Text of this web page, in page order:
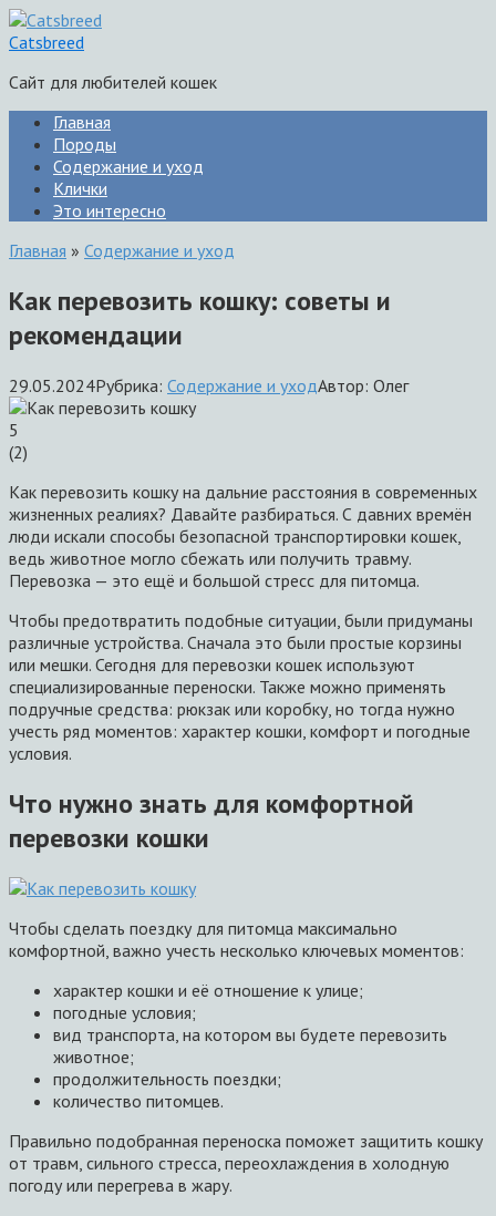
Перейти
к
Catsbreed
Сайт для любителей кошек
Главная
Породы
Содержание и уход
Клички
Это интересно
Главная » Содержание и уход
Как перевозить кошку: советы и
рекомендации
29.05.2024Рубрика: Содержание и уходАвтор: Олег
5
(2)
Как перевозить кошку на дальние расстояния в современных
жизненных реалиях? Давайте разбираться. С давних времён
люди искали способы безопасной транспортировки кошек,
ведь животное могло сбежать или получить травму.
Перевозка — это ещё и большой стресс для питомца.
Чтобы предотвратить подобные ситуации, были придуманы
различные устройства. Сначала это были простые корзины
или мешки. Сегодня для перевозки кошек используют
специализированные переноски. Также можно применять
подручные средства: рюкзак или коробку, но тогда нужно
учесть ряд моментов: характер кошки, комфорт и погодные
условия.
Что нужно знать для комфортной
перевозки кошки
Чтобы сделать поездку для питомца максимально
комфортной, важно учесть несколько ключевых моментов:
характер кошки и её отношение к улице;
погодные условия;
вид транспорта, на котором вы будете перевозить
животное;
продолжительность поездки;
количество питомцев.
Правильно подобранная переноска поможет защитить кошку
от травм, сильного стресса, переохлаждения в холодную
погоду или перегрева в жару.